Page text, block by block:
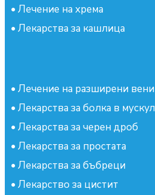
• Лечение на хрема
• Лекарства за кашлица
• Лечение на разширени вени
• Лекарства за болка в
• Лекарства за черен дроб
• Лекарства за простата
• Лекарства за бъбреци
• Лекарство за цистит